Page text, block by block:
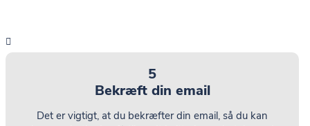
5
Bekræft din email
Det er vigtigt, at du bekræfter din email, så du kan